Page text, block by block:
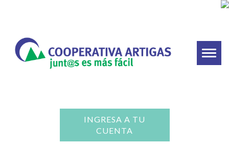
INGRESA A TU
CUENTA